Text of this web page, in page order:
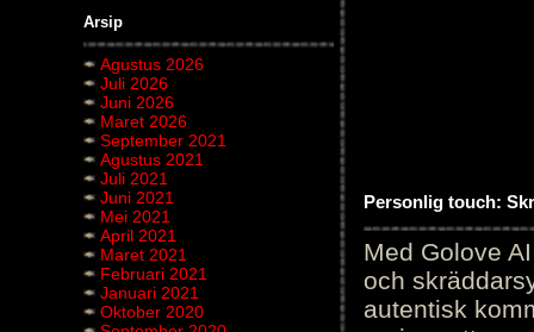
Arsip
Agustus 2026
Juli 2026
Juni 2026
Maret 2026
September 2021
Agustus 2021
Juli 2021
Juni 2021
Mei 2021
April 2021
Maret 2021
Februari 2021
Januari 2021
Oktober 2020
Personlig touch:
Med Golove
och
autentisk